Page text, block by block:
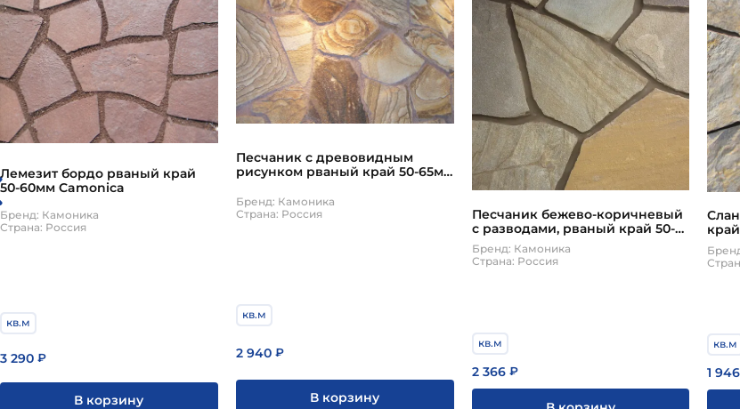
Лемезит бордо рваный край
50-60мм Camonica
Бренд: Камоника
Страна: Россия
кв.м
3 290 ₽
В корзину
Песчаник с древовидным
рисунком рваный край 50-65мм
Бренд: Камоника
Страна: Россия
кв.м
2 940₽
В корзину
Песчаник бежево-коричневый
с разводами, рваный край 50-
60 мм
Бренд: Камоника
Страна: Россия
кв.м
2 366₽
кв.м
1 946